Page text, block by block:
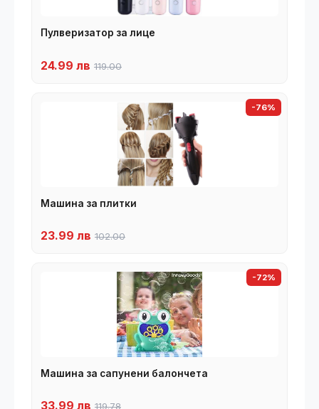
Пулверизатор за лице
24.99 лв 119.00
-76%
Машина за плитки
23.99 лв 102.00
-72%
Машина за сапунени балончета
33.99 лв 119.78